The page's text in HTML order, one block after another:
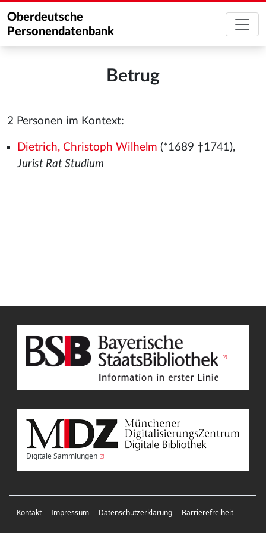
Oberdeutsche
Personendatenbank
Betrug
2 Personen im Kontext:
Dietrich, Christoph Wilhelm (*1689 †1741),
Jurist Rat Studium
Digitale Sammlungen
Kontakt Impressum Datenschutzerklärung Barrierefreiheit